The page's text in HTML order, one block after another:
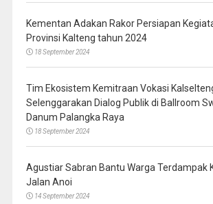
Kementan Adakan Rakor Persiapan
Provinsi Kalteng tahun 2024
18 September 2024
Tim Ekosistem Kemitraan Vokasi
Selenggarakan Dialog Publik di Ballroom
Danum Palangka Raya
18 September 2024
Agustiar Sabran Bantu Warga Terdampak
Jalan Anoi
14 September 2024